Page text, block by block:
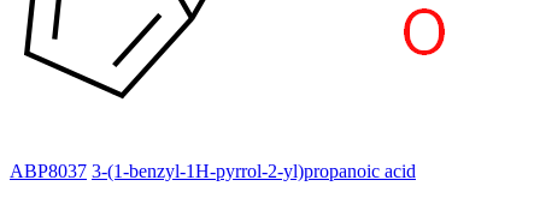
ABP8037 3-(1-benzyl-1H-pyrrol-2-yl)propanoic acid